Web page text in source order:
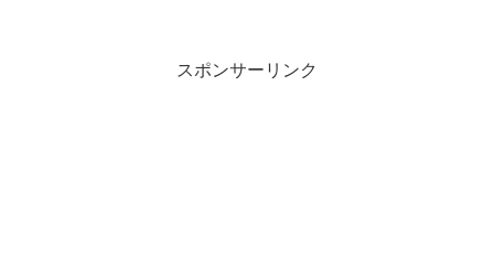
スポンサーリンク